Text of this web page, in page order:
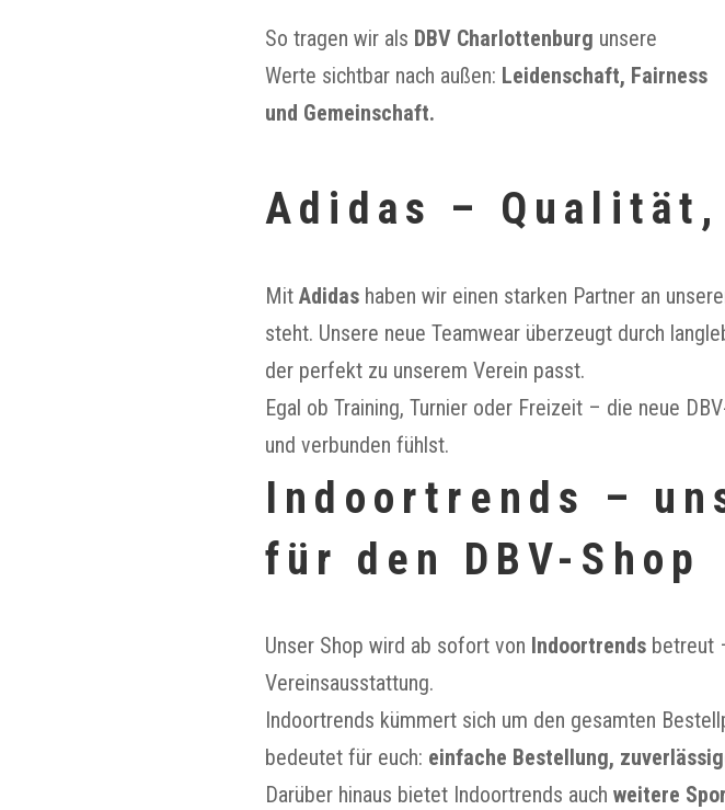
So tragen wir als DBV Charlottenburg unsere
Werte sichtbar nach außen: Leidenschaft, Fairness
und Gemeinschaft.
Adidas –
Mit Adidashaben wir einen starken Partner an
steht. Unsere neue Teamwear überzeugt durch
der perfekt zu unserem Verein passt.
Egal ob Training, Turnier oder Freizeit – die neue
und verbunden fühlst.
Indoortrends –
für den DBV-Shop
Unser Shop wird ab sofort von Indoortrendsbetreut
Vereinsausstattung.
Indoortrends kümmert sich um den gesamten
bedeutet für euch: einfache Bestellung,
Darüber hinaus bietet Indoortrends auch weitere